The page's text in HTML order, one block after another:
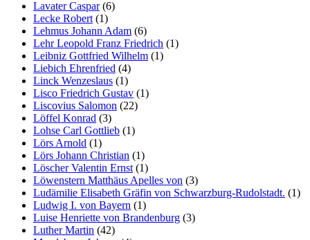
Lavater Caspar(6)
Lecke Robert (1)
Lehmus Johann Adam (6)
Lehr Leopold Franz Friedrich (1)
Leibniz Gottfried Wilhelm (1)
Liebich Ehrenfried (4)
Linck Wenzeslaus (1)
Lisco Friedrich Gustav (1)
Liscovius Salomon (22)
Löffel Konrad (3)
Lohse Carl Gottlieb (1)
Lörs Arnold (1)
Lörs Johann Christian (1)
Löscher Valentin Ernst (1)
Löwenstern Matthäus Apelles von (3)
Ludämilie Elisabeth Gräfin von Schwarzburg-Rudolstadt. (1)
Ludwig I. von Bayern (1)
Luise Henriette von Brandenburg (3)
Luther Martin (42)